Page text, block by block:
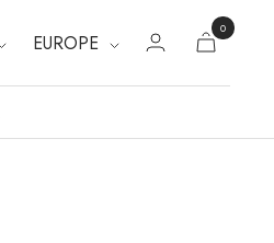
EUROPE
0